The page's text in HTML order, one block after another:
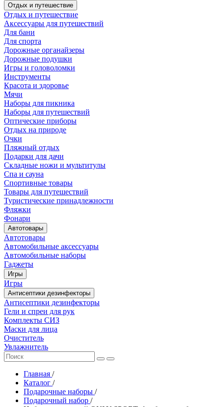
Отдых и путешествие
Отдых и путешествие
Аксессуары для путешествий
Для бани
Для спорта
Дорожные органайзеры
Дорожные подушки
Игры и головоломки
Инструменты
Красота и здоровье
Мячи
Наборы для пикника
Наборы для путешествий
Оптические приборы
Отдых на природе
Очки
Пляжный отдых
Подарки для дачи
Складные ножи и мультитулы
Спа и сауна
Спортивные товары
Товары для путешествий
Туристические принадлежности
Фляжки
Фонари
Автотовары
Автотовары
Автомобильные аксессуары
Автомобильные наборы
Гаджеты
Игры
Игры
Антисептики дезинфекторы
Антисептики дезинфекторы
Гели и спреи для рук
Комплекты СИЗ
Маски для лица
Очиститель
Увлажнитель
Главная /
Каталог /
Подарочные наборы /
Подарочный набор /